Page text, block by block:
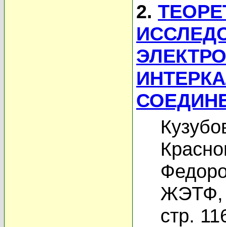
2.
ЖЭТФ,
стр.